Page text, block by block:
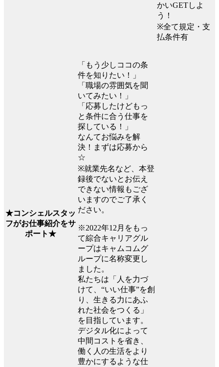
かいGETしよ
う！
※全て規定・支
払条件有
★コンシェルスタッ
フがお仕事紹介をサ
ポート★
「もう少しココの条
件を知りたい！」
「職場の雰囲気を聞
いてみたい！」
「応募したけどもっ
と条件に合う仕事を
探している！」
なんてお悩みを解
決！まずは応募から
☆
※就業先名など、本登
録後でないとお伝え
できない情報もござ
いますのでご了承く
ださい。
※2022年12月をもっ
て綜合キャリアグル
ープはキャムコムグ
ループに名称変更し
ました。
私たちは「人を力づ
けて、“いい仕事”を創
り、生きる力にあふ
れた社会をつくる」
を目指しています。
デジタル化によって
中間コストを省き、
働く人の生活をより
豊かにするような仕